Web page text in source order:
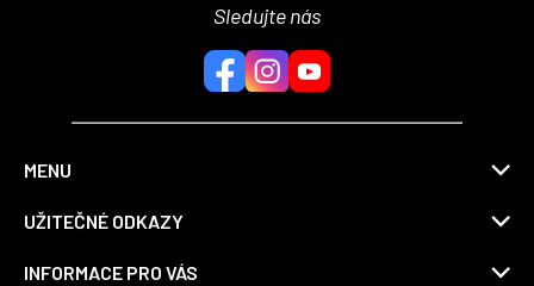
Sledujte nás
MENU
UŽITEČNÉ ODKAZY
INFORMACE PRO VÁS